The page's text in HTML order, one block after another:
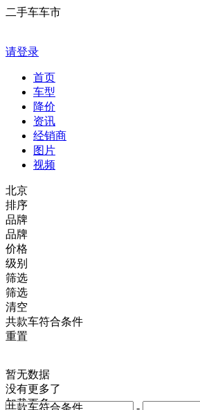
二手车车市
请登录
首页
车型
降价
资讯
经销商
图片
视频
北京
排序
品牌
品牌
价格
-
级别
共款车符合条件
筛选
筛选
清空
共款车符合条件
重置
暂无数据
没有更多了
加载更多